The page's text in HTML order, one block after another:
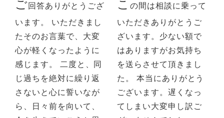
ご回答ありがとうござ
います。 いただきまし
たそのお言葉で、大変
心が軽くなったように
感じます。 二度と、同
じ過ちを絶対に繰り返
さないと心に誓いなが
ら、日々前を向いて、
こ の間は相談に乗って
いただきありがとうご
ざいます。少ない額で
はありますがお気持ち
を送らさせて頂きまし
た。 本当にありがとう
ございます。遅くなっ
てしまい大変申し訳ご